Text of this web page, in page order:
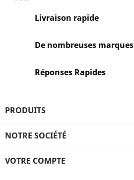
Livraison rapide
De nombreuses marques
Réponses Rapides
PRODUITS
NOTRE SOCIÉTÉ
VOTRE COMPTE